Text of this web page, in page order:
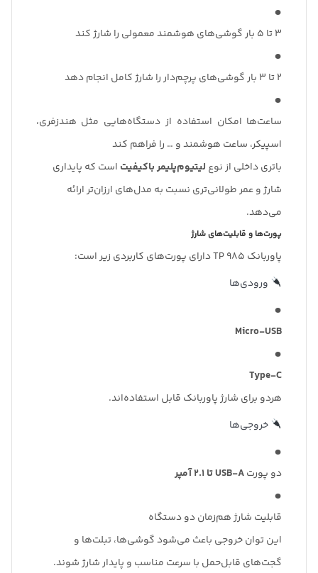
۳ تا ۵ بار گوشی‌های هوشمند معمولی را شارژ کند
۲ تا ۳ بار گوشی‌های پرچم‌دار را شارژ کامل انجام دهد
ساعت‌ها امکان استفاده از دستگاه‌هایی مثل هندزفری،
اسپیکر، ساعت هوشمند و … را فراهم کند
باتری داخلی از نوع لیتیوم‌پلیمر باکیفیت است که پایداری
شارژ و عمر طولانی‌تری نسبت به مدل‌های ارزان‌تر ارائه
می‌دهد.
پورت‌ها و قابلیت‌های شارژ
پاوربانک TP 985 دارای پورت‌های کاربردی زیر است:
ورودی‌ها
Micro-USB
Type-C
هردو برای شارژ پاوربانک قابل استفاده‌اند.
خروجی‌ها
دو پورتUSB-A تا ۲.۱ آمپر
قابلیت شارژ هم‌زمان دو دستگاه
این توان خروجی باعث می‌شود گوشی‌ها، تبلت‌ها و
گجت‌های قابل‌حمل با سرعت مناسب و پایدار شارژ شوند.